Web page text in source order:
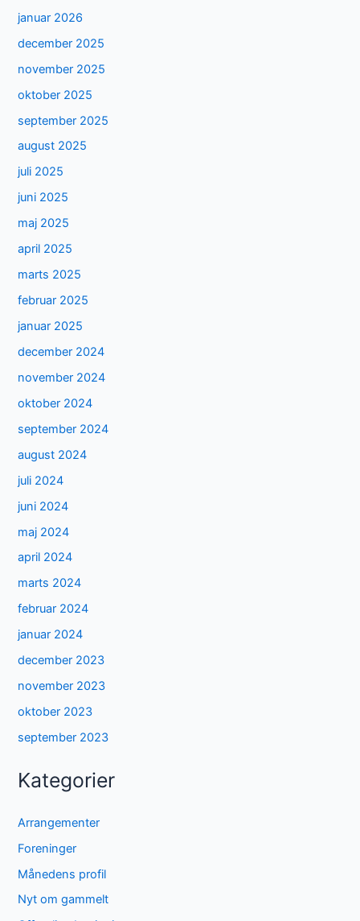
januar 2026
december 2025
november 2025
oktober 2025
september 2025
august 2025
juli 2025
juni 2025
maj 2025
april 2025
marts 2025
februar 2025
januar 2025
december 2024
november 2024
oktober 2024
september 2024
august 2024
juli 2024
juni 2024
maj 2024
april 2024
marts 2024
februar 2024
januar 2024
december 2023
november 2023
oktober 2023
september 2023
Kategorier
Arrangementer
Foreninger
Månedens profil
Nyt om gammelt